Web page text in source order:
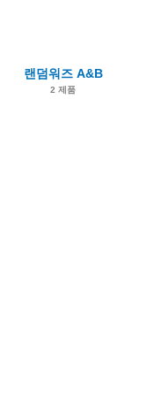
랜덤워즈 A&B
2 제품